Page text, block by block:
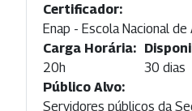
Certificador:
Enap - Escola Nacional
Carga Horária:
20h
30 dias
Público Alvo:
Servidores públicos da